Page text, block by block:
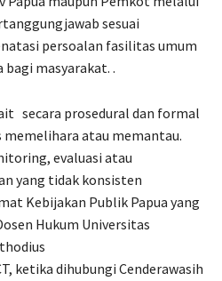
sesuai
persoalan fasilitas umum
bagi masyarakat. .
secara prosedural dan formal
atau memantau.
evaluasi atau
yang tidak konsisten
Kebijakan Publik Papua yang
Hukum Universitas
ketika dihubungi Cenderawasih